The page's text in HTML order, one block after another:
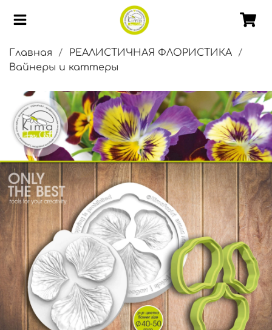
Главная
РЕАЛИСТИЧНАЯ ФЛОРИСТИКА
Вайнеры и каттеры